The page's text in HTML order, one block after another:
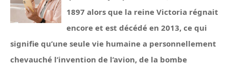
1897 alors que la reine Victoria régnait
encore et est décédé en 2013, ce qui
signifie qu’une seule vie humaine a personnellement
chevauché l’invention de l’avion, de la bombe